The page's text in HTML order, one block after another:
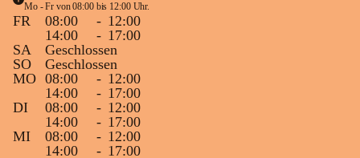
Mo - Fr von 08:00 bis 12:00 Uhr.
FR 08:00 - 12:00
14:00
- 17:00
SA
Geschlossen
SO
Geschlossen
MO 08:00 - 12:00
14:00
- 17:00
DI
08:00 - 12:00
14:00
- 17:00
MI
08:00 - 12:00
14:00
- 17:00